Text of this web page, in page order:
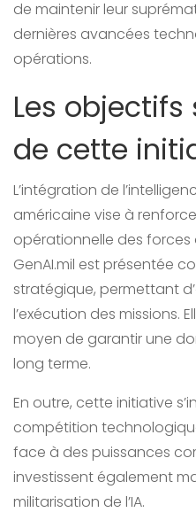
de maintenir leur
dernières avancées
opérations.
Les
de cette
L’intégration de
américaine vise à
opérationnelle des forces
GenAI.mil est présentée
stratégique, permettant
l’exécution des missions.
moyen de garantir une
long terme.
En outre, cette initiative
compétition
face à des puissances
investissent également
militarisation de l’IA.